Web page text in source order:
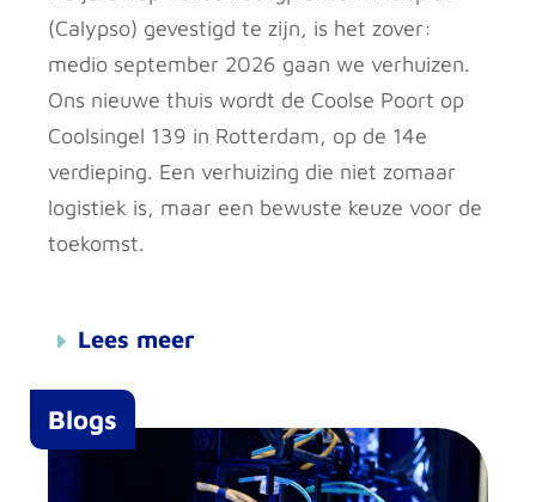
(Calypso) gevestigd te zijn, is het zover:
medio september 2026 gaan we verhuizen.
Ons nieuwe thuis wordt de Coolse Poort op
Coolsingel 139 in Rotterdam, op de 14e
verdieping. Een verhuizing die niet zomaar
logistiek is, maar een bewuste keuze voor de
toekomst.
Lees meer
Blogs